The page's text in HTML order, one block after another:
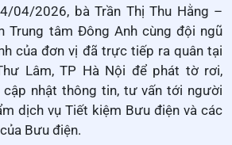
04/2026, bà Trần Thị Thu Hằng –
Trung tâm Đông Anh cùng đội ngũ
của đơn vị đã trực tiếp ra quân tại
Lâm, TP Hà Nội để phát tờ rơi,
nhật thông tin, tư vấn tới người
dịch vụ Tiết kiệm Bưu điện và các
Bưu điện.